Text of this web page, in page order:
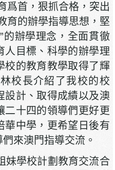
爲首，狠抓合格，突出
育的辦學指導思想，堅
的辦學理念，全面貫徹
人目標、科學的辦學理
校的教育教學取得了輝
校長介紹了我校的校
設計、取得成績以及澳
二十四的領導們更好更
華中學，更希望日後有
來澳門指導交流。
學校計劃教育交流合